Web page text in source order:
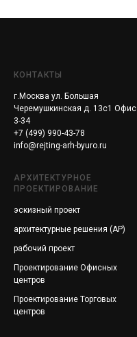
КОНТАКТЫ
г.Москва ул. Большая
Черемушкинская д. 13с1 Офис
3-34
+7 (499) 990-43-78
info@rejting-arh-byuro.ru
АРХИТЕКТУРНОЕ
ПРОЕКТИРОВАНИЕ
эскизный проект
архитектурные решения (АР)
рабочий проект
Проектирование Офисных
центров
Проектирование Торговых
центров